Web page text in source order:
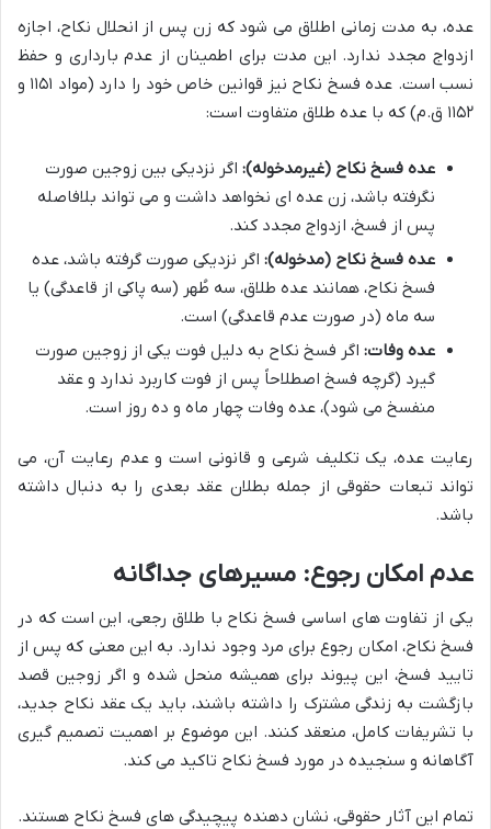
عده، به مدت زمانی اطلاق می شود که زن پس از انحلال نکاح، اجازه
ازدواج مجدد ندارد. این مدت برای اطمینان از عدم بارداری و حفظ
نسب است. عده فسخ نکاح نیز قوانین خاص خود را دارد (مواد ۱۱۵۱ و
۱۱۵۲ ق.م) که با عده طلاق متفاوت است:
عده فسخ نکاح (غیرمدخوله): اگر نزدیکی بین زوجین صورت
نگرفته باشد، زن عده ای نخواهد داشت و می تواند بلافاصله
پس از فسخ، ازدواج مجدد کند.
عده فسخ نکاح (مدخوله): اگر نزدیکی صورت گرفته باشد، عده
فسخ نکاح، همانند عده طلاق، سه طُهر (سه پاکی از قاعدگی) یا
سه ماه (در صورت عدم قاعدگی) است.
عده وفات: اگر فسخ نکاح به دلیل فوت یکی از زوجین صورت
گیرد (گرچه فسخ اصطلاحاً پس از فوت کاربرد ندارد و عقد
منفسخ می شود)، عده وفات چهار ماه و ده روز است.
رعایت عده، یک تکلیف شرعی و قانونی است و عدم رعایت آن، می
تواند تبعات حقوقی از جمله بطلان عقد بعدی را به دنبال داشته
باشد.
عدم امکان رجوع: مسیرهای جداگانه
یکی از تفاوت های اساسی فسخ نکاح با طلاق رجعی، این است که در
فسخ نکاح، امکان رجوع برای مرد وجود ندارد. به این معنی که پس از
تایید فسخ، این پیوند برای همیشه منحل شده و اگر زوجین قصد
بازگشت به زندگی مشترک را داشته باشند، باید یک عقد نکاح جدید،
با تشریفات کامل، منعقد کنند. این موضوع بر اهمیت تصمیم گیری
آگاهانه و سنجیده در مورد فسخ نکاح تاکید می کند.
تمام این آثار حقوقی، نشان دهنده پیچیدگی های فسخ نکاح هستند.